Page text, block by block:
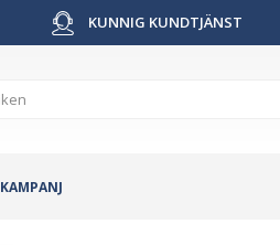
KUNNIG KUNDTJÄNST
KAMPANJ